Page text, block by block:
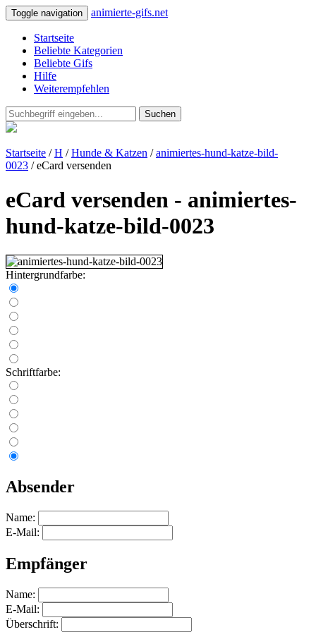
Toggle navigation animierte-gifs.net
Startseite
Beliebte Kategorien
Beliebte Gifs
Hilfe
Weiterempfehlen
Suchen
Startseite /H /Hunde & Katzen /animiertes-hund-katze-bild-
0023 / eCard versenden
eCard versenden - animiertes-
hund-katze-bild-0023
Hintergrundfarbe:
Schriftfarbe:
Absender
Name:
E-Mail:
Empfänger
Name:
E-Mail:
Überschrift: